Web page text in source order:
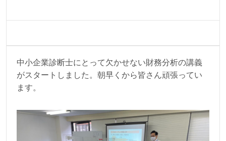
中小企業診断士にとって欠かせない財務分析の講義
がスタートしました。朝早くから皆さん頑張ってい
ます。